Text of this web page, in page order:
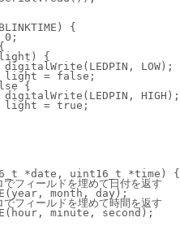
{
{
LOW);
{
HIGH);
true;
*date, uint16_t *time) {
ィールドを埋めて日付を返す
month, day);
ィールドを埋めて時間を返す
minute, second);